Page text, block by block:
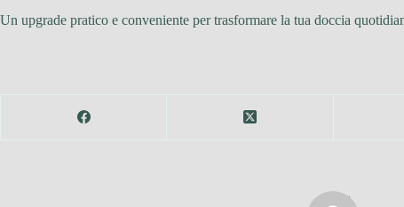
Un upgrade pratico e conveniente per trasformare la tua doccia